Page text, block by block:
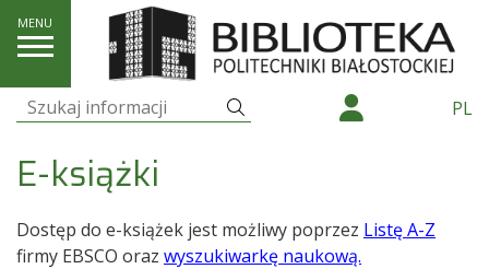
Szukaj: PL
E-zasoby E-książki
E-książki
Dostęp do e-ksią­żek jest moż­liwy poprzez Listę A-Z
firmy EBSCO oraz wyszu­ki­warkę naukową.